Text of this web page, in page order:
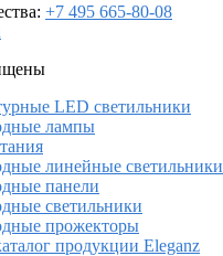
+7 495 665-80-08
LED светильники
лампы
линейные светильники
панели
светильники
прожекторы
продукции Eleganz